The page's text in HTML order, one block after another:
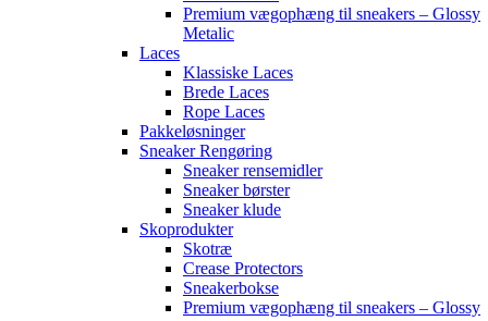
Premium vægophæng til sneakers – Glossy
Metalic
Laces
Klassiske Laces
Brede Laces
Rope Laces
Pakkeløsninger
Sneaker Rengøring
Sneaker rensemidler
Sneaker børster
Sneaker klude
Skoprodukter
Skotræ
Crease Protectors
Sneakerbokse
Premium vægophæng til sneakers – Glossy